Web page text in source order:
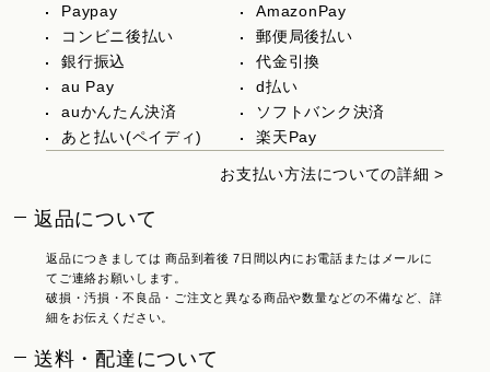
Paypay
AmazonPay
コンビニ後払い
郵便局後払い
銀行振込
代金引換
au Pay
d払い
auかんたん決済
ソフトバンク決済
あと払い(ペイディ)
楽天Pay
お支払い方法についての詳細 >
返品について
返品につきましては 商品到着後 7日間以内にお電話またはメールに
てご連絡お願いします。
破損・汚損・不良品・ご注文と異なる商品や数量などの不備など、詳
細をお伝えください。
送料・配達について